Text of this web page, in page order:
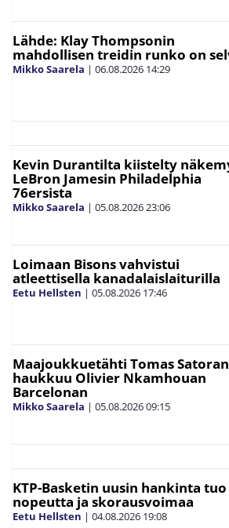
Lähde: Klay Thompsonin
mahdollisen treidin runko on
Mikko Saarela | 06.08.2026 14:29
Kevin Durantilta kiistelty
LeBron Jamesin Philadelphia
76ersista
Mikko Saarela | 05.08.202623:06
Loimaan Bisons vahvistui
atleettisella kanadalaislaiturilla
Eetu Hellsten | 05.08.2026 17:46
Maajoukkuetähti Tomas
haukkuu Olivier Nkamhouan
Barcelonan
Mikko Saarela | 05.08.202609:15
KTP-Basketin uusin hankinta tuo
nopeutta ja skorausvoimaa
Eetu Hellsten | 04.08.2026 19:08